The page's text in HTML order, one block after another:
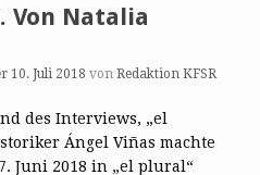
Von Natalia
10. Juli 2018 von Redaktion KFSR
des Interviews, „el
Ángel Viñas machte
Juni 2018 in „el plural“